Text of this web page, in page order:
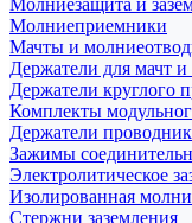
Молниезащита и
Молниеприемники
Мачты и
Держатели для мачт
Держатели круглого
Комплекты
Держатели
Зажимы
Электролитическое
Изолированная
Стержни заземления